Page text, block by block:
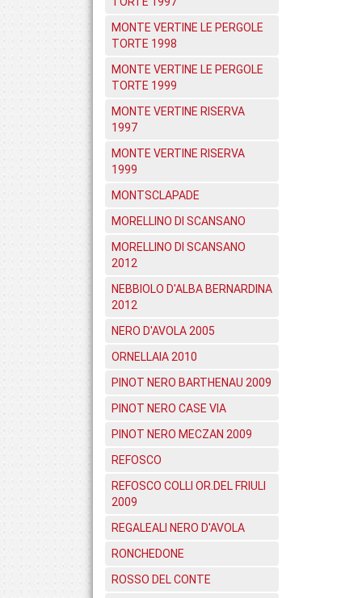
MONTE VERTINE LE PERGOLE
TORTE 1998
MONTE VERTINE LE PERGOLE
TORTE 1999
MONTE VERTINE RISERVA
1997
MONTE VERTINE RISERVA
1999
MONTSCLAPADE
MORELLINO DI SCANSANO
MORELLINO DI SCANSANO
2012
NEBBIOLO D'ALBA BERNARDINA
2012
NERO D'AVOLA 2005
ORNELLAIA 2010
PINOT NERO BARTHENAU 2009
PINOT NERO CASE VIA
PINOT NERO MECZAN 2009
REFOSCO
REFOSCO COLLI OR.DEL FRIULI
2009
REGALEALI NERO D'AVOLA
RONCHEDONE
ROSSO DEL CONTE